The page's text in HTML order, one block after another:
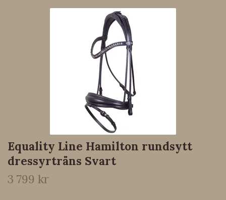
Equality Line Hamilton rundsytt
dressyrträns Svart
3 799 kr